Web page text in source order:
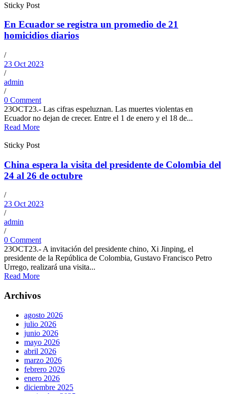
Sticky Post
En Ecuador se registra un promedio de 21
homicidios diarios
/
23 Oct 2023
/
admin
/
0 Comment
23OCT23.- Las cifras espeluznan. Las muertes violentas en
Ecuador no dejan de crecer. Entre el 1 de enero y el 18 de...
Read More
Sticky Post
China espera la visita del presidente de Colombia del
24 al 26 de octubre
/
23 Oct 2023
/
admin
/
0 Comment
23OCT23.- A invitación del presidente chino, Xi Jinping, el
presidente de la República de Colombia, Gustavo Francisco Petro
Urrego, realizará una visita...
Read More
Archivos
agosto 2026
julio 2026
junio 2026
mayo 2026
abril 2026
marzo 2026
febrero 2026
enero 2026
diciembre 2025